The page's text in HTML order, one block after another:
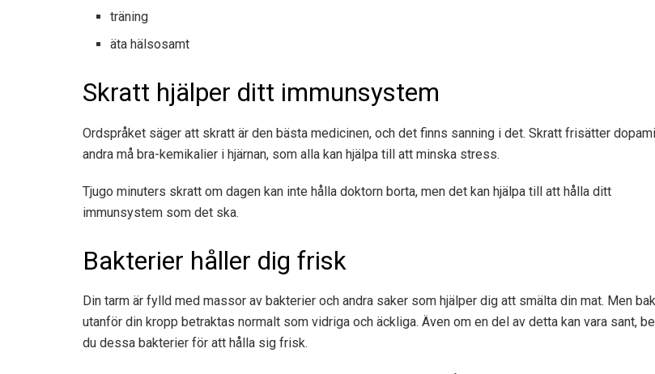
träning
äta hälsosamt
Skratt hjälper ditt immunsystem
Ordspråket säger att skratt är den bästa medicinen, och det finns sanning i det. Skratt frisätter
andra må bra-kemikalier i hjärnan, som alla kan hjälpa till att minska stress.
Tjugo minuters skratt om dagen kan inte hålla doktorn borta, men det kan hjälpa till att hålla ditt
immunsystem som det ska.
Bakterier håller dig frisk
Din tarm är fylld med massor av bakterier och andra saker som hjälper dig att smälta din mat. Men
utanför din kropp betraktas normalt som vidriga och äckliga. Även om en del av detta kan vara sant,
du dessa bakterier för att hålla sig frisk.